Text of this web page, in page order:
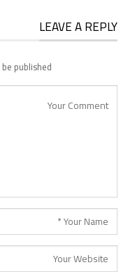
LEAVE A REPLY
published.